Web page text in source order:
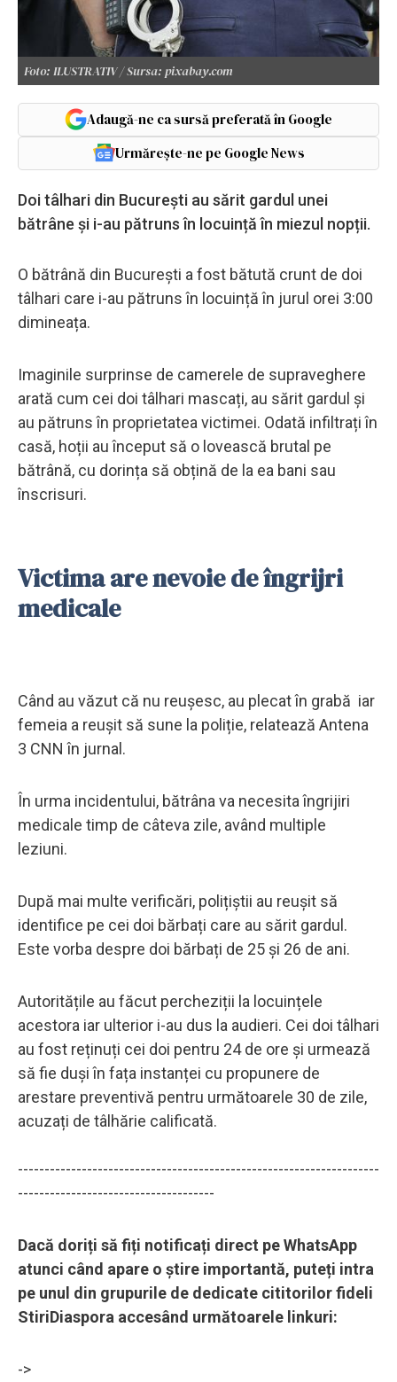
Foto: ILUSTRATIV / Sursa: pixabay.com
Adaugă-ne ca sursă preferată în Google
Urmărește-ne pe Google News
Doi tâlhari din București au sărit gardul unei
bătrâne și i-au pătruns în locuință în miezul nopții.
O bătrână din București a fost bătută crunt de doi
tâlhari care i-au pătruns în locuință în jurul orei 3:00
dimineața.
Imaginile surprinse de camerele de supraveghere
arată cum cei doi tâlhari mascați, au sărit gardul și
au pătruns în proprietatea victimei. Odată infiltrați în
casă, hoții au început să o lovească brutal pe
bătrână, cu dorința să obțină de la ea bani sau
înscrisuri.
Victima are nevoie de îngrijri
medicale
Când au văzut că nu reușesc, au plecat în grabă iar
femeia a reușit să sune la poliție, relatează Antena
3 CNN în jurnal.
În urma incidentului, bătrâna va necesita îngrijiri
medicale timp de câteva zile, având multiple
leziuni.
După mai multe verificări, polițiștii au reușit să
identifice pe cei doi bărbați care au sărit gardul.
Este vorba despre doi bărbați de 25 și 26 de ani.
Autoritățile au făcut percheziții la locuințele
acestora iar ulterior i-au dus la audieri. Cei doi tâlhari
au fost reținuți cei doi pentru 24 de ore și urmează
să fie duși în fața instanței cu propunere de
arestare preventivă pentru următoarele 30 de zile,
acuzați de tâlhărie calificată.
--------------------------------------------------------------------
-------------------------------------
Dacă doriți să fiți notificați direct pe WhatsApp
atunci când apare o știre importantă, puteți intra
pe unul din grupurile de dedicate cititorilor fideli
StiriDiaspora accesând următoarele linkuri:
->